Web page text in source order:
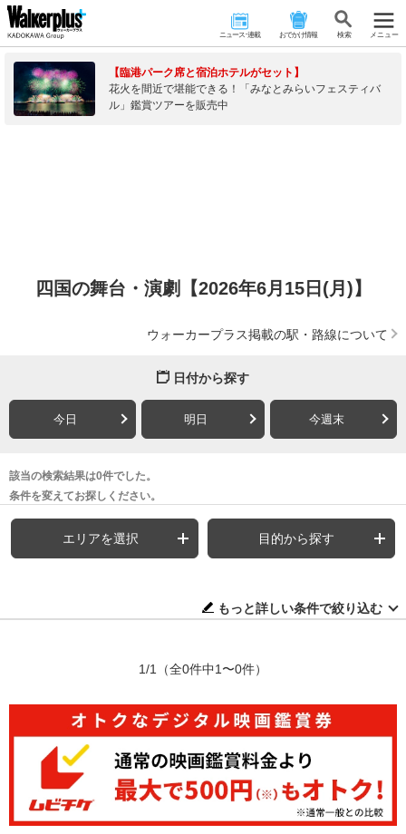
ニュース･連載 おでかけ情報 検 索 メニュー
【臨港パーク席と宿泊ホテルがセット】
花火を間近で堪能できる！「みなとみらいフェスティバ
ル」鑑賞ツアーを販売中
四国の舞台・演劇【2026年6月15日(月)】
ウォーカープラス掲載の駅・路線について
日付から探す
今日 明日 今週末
該当の検索結果は0件でした。
条件を変えてお探しください。
エリアを選択 目的から探す
もっと詳しい条件で絞り込む
1/1 （全0件中1〜0件）